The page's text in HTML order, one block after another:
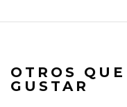
OTROS
GUSTAR